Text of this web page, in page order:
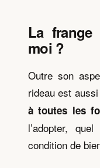
La frange
moi ?
Outre son
rideau est
à toutes les
l’adopter,
condition de